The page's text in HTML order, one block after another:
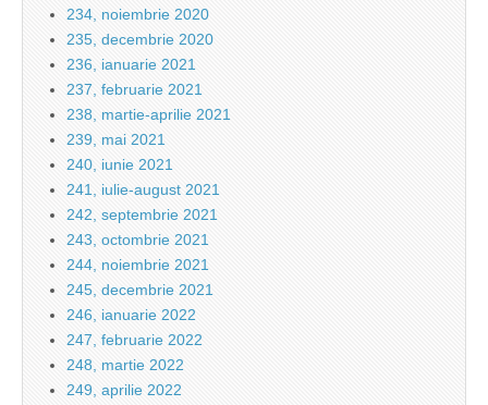
234, noiembrie 2020
235, decembrie 2020
236, ianuarie 2021
237, februarie 2021
238, martie-aprilie 2021
239, mai 2021
240, iunie 2021
241, iulie-august 2021
242, septembrie 2021
243, octombrie 2021
244, noiembrie 2021
245, decembrie 2021
246, ianuarie 2022
247, februarie 2022
248, martie 2022
249, aprilie 2022